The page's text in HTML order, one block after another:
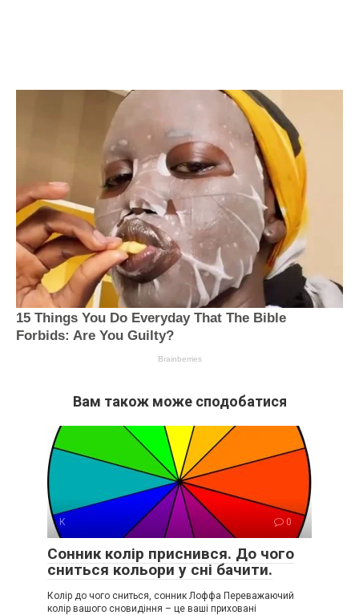
Вам також може сподобатися
К 0
Сонник колір приснився. До чого
сниться кольори у сні бачити.
Колір до чого сниться, сонник Лоффа Переважаючий
колір вашого сновидіння – це ваші приховані